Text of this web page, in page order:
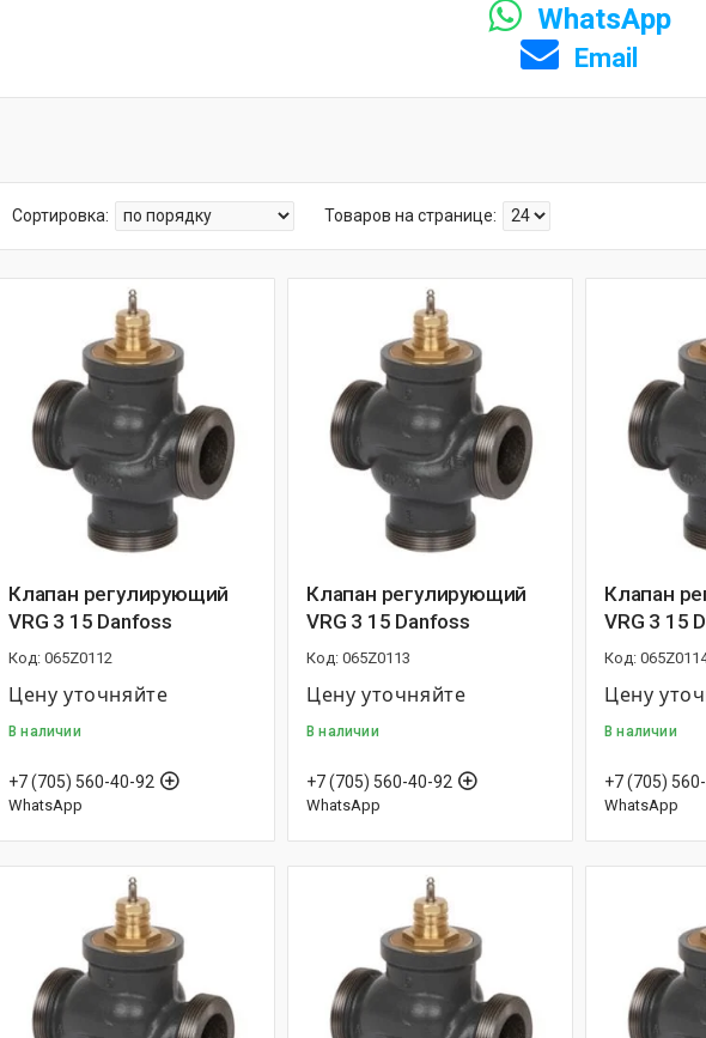
WhatsApp
Email
Клапан регулирующий
VRG 3 15 Danfoss
065Z0112
Цену уточняйте
В наличии
+7 (705) 560-40-92
WhatsApp
Клапан регулирующий
VRG 3 15 Danfoss
065Z0113
Цену уточняйте
В наличии
+7 (705) 560-40-92
WhatsApp
Клапан
VRG 3 15
Цену
В наличии
+7 (705)
WhatsApp